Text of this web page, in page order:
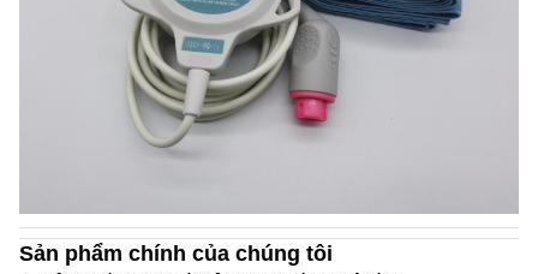
Sản phẩm chính của chúng tôi